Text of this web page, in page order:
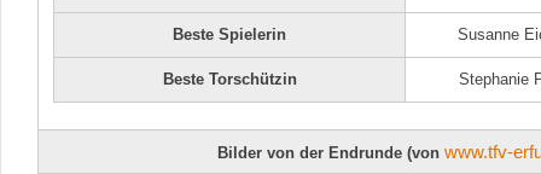
Beste Spielerin Susanne
Beste Torschützin Stephanie
Bilder von der Endrunde (von www.tfv-